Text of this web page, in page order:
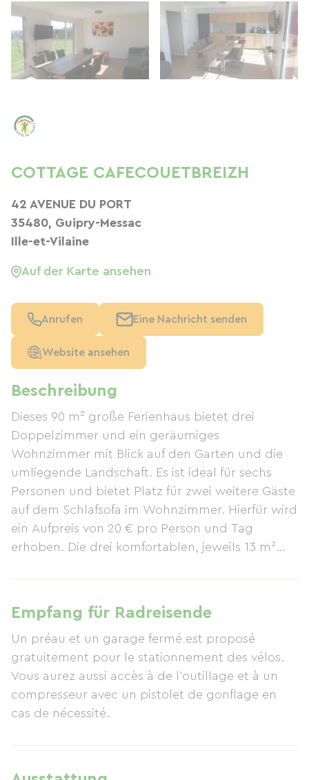
Beschreibung
Dieses 90 m² große Ferienhaus bietet drei
Doppelzimmer und ein geräumiges
Wohnzimmer mit Blick auf den Garten und die
umliegende Landschaft. Es ist ideal für sechs
Personen und bietet Platz für zwei weitere Gäste
auf dem Schlafsofa im Wohnzimmer. Hierfür wird
ein Aufpreis von 20 € pro Person und Tag
erhoben. Die drei komfortablen, jeweils 13 m²
große Wohn-/Ess-/Küchenbereich bietet
Komfort und einen herrlichen Blick auf den
Garten und die Landschaft. Zur Ausstattung
gehören ein großer HD-Fernseher, eine
Musikanlage, ein großes Viersitzer-Sofa und ein
großer Esstisch für bis zu acht Personen. Die
Küche verfügt über eine große Arbeitsfläche mit
notwendigen Kleingeräte wie Kaffeemaschine,
Empfang für Radreisende
Un préau et un garage fermé est proposé
gratuitement pour le stationnement des vélos.
Vous aurez aussi accès à de l'outillage et à un
compresseur avec un pistolet de gonflage en
cas de nécessité.
COTTAGE CAFECOUETBREIZH
42 AVENUE DU PORT
35480, Guipry-Messac
Ille-et-Vilaine
Auf der Karte ansehen
Anrufen Eine Nachricht senden
Website ansehen